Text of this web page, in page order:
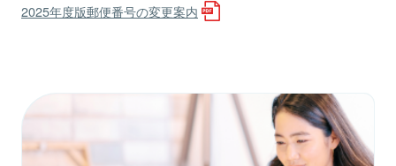
2025年度版郵便番号の変更案内